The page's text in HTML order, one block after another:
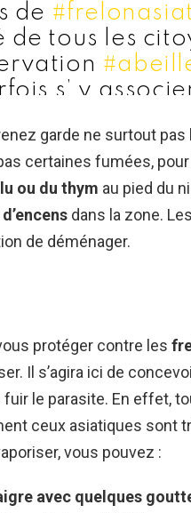
de
de tous les
s’ y
en charge l
garde ne surtout pas
certaines fumées, pour
ou du thym au pied du
dans la zone. Les
de déménager.
protéger contre les
Il s’agira ici de
fuir le parasite. En effet,
ceux asiatiques sont
vous pouvez :
avec quelques